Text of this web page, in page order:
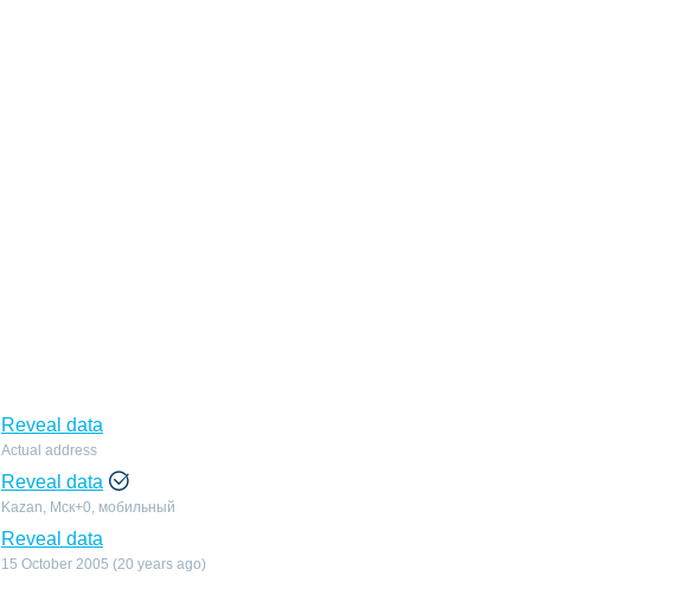
Reveal data
Actual address
Reveal data
Kazan, Мск+0, мобильный
Reveal data
15 October 2005 (20 years ago)